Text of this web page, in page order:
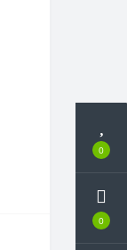
0
0